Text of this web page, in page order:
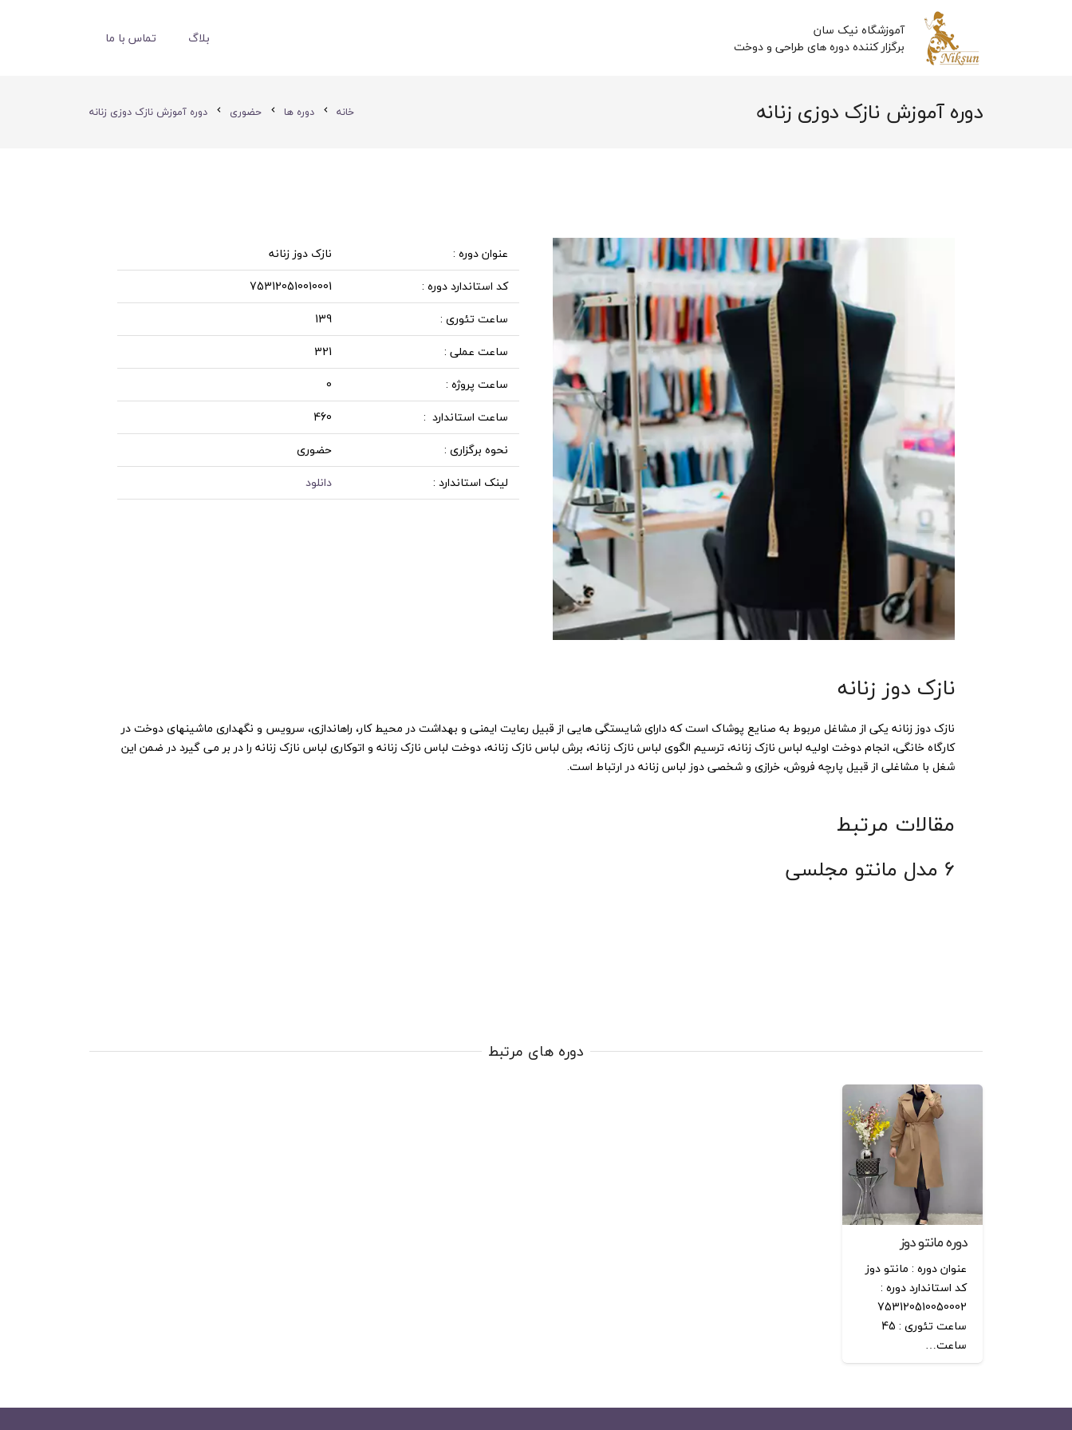
آموزشگاه نیک سان
برگزار کننده دوره های طراحی و دوخت
بلاگ تماس با ما
دوره آموزش نازک دوزی زنانه خانه chevron_left دوره ها chevron_left حضوری chevron_left دوره آموزش نازک دوزی زنانه
عنوان دوره :
نازک دوز زنانه
کد استاندارد دوره :
753120510010001
ساعت تئوری :
139
ساعت عملی :
321
ساعت پروژه :
0
ساعت استاندارد :
460
نحوه برگزاری :
حضوری
لینک استاندارد :
دانلود
نازک دوز زنانه
نازک دوز زنانه یکی از مشاغل مربوط به صنایع پوشاک است که دارای شایستگی هایی از قبیل رعایت ایمنی و بهداشت در محیط کار، راهاندازی، سرویس و نگهداری ماشینهای دوخت در
کارگاه خانگی، انجام دوخت اولیه لباس نازک زنانه، ترسیم الگوی لباس نازک زنانه، برش لباس نازک زنانه، دوخت لباس نازک زنانه و اتوکاری لباس نازک زنانه را در بر می گیرد در ضمن این
شغل با مشاغلی از قبیل پارچه فروش، خرازی و شخصی دوز لباس زنانه در ارتباط است.
مقالات مرتبط
6 مدل مانتو مجلسی
دوره های مرتبط
دوره مانتو دوز
عنوان دوره : مانتو دوز
کد استاندارد دوره :
753120510050002
ساعت تئوری : 45
ساعت…